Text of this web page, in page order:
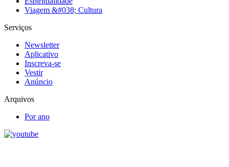
Viagem &#038; Cultura
Serviços
Newsletter
Aplicativo
Inscreva-se
Vestir
Anúncio
Arquivos
Por ano